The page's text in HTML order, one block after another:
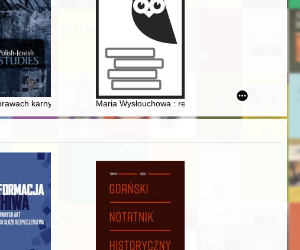
1945-1989
(XVIII-XXI w.) : wystawa w Muzeum Sztuki Współczesnej w Pawilonie
karnych przed sądem okręgowym w Kielcach w latach 1939-1941 :
Maria Wysłouchowa : redaktorka, publicystka,